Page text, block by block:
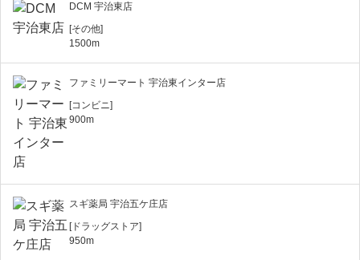
DCM 宇治東店
[その他]
1500m
ファミリーマート 宇治東インター店
[コンビニ]
900m
スギ薬局 宇治五ケ庄店
[ドラッグストア]
950m